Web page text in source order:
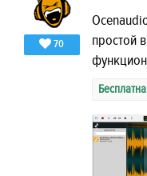
70
простой